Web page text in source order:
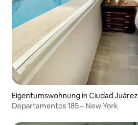
Eigentumswohnung in Ciudad Juárez
Departamentos 185 – New York